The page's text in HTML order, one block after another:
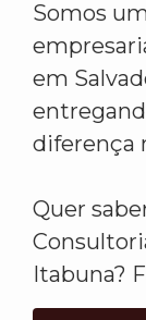
Somos
em
diferença
Quer
Itabuna?